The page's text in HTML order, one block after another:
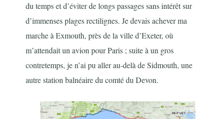
du temps et d’éviter de longs passages sans intérêt sur
d’immenses plages rectilignes. Je devais achever ma
marche à Exmouth, près de la ville d’Exeter, où
m’attendait un avion pour Paris ; suite à un gros
contretemps, je n’ai pu aller au-delà de Sidmouth, une
autre station balnéaire du comté du Devon.